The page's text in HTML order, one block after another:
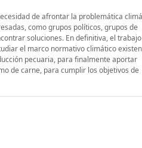
de afrontar la problemática
como grupos políticos, grupos de
soluciones. En definitiva, el
el marco normativo climático
pecuaria, para finalmente aportar
de carne, para cumplir los objetivos de